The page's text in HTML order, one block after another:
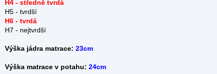
H4 - středně tvrdá
H5 - tvrdší
H6 - tvrdá
H7 - nejtvrdší
Výška jádra matrace: 23cm
Výška matrace v potahu: 24cm